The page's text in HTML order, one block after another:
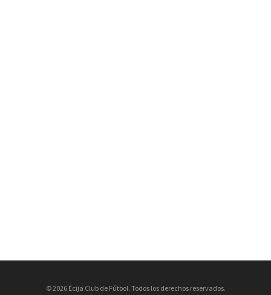
© 2026 Écija Club de Fútbol. Todos los derechos reservados.